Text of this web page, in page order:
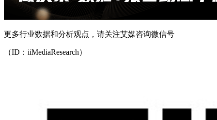
更多行业数据和分析观点，请关注艾媒咨询微信号
（ID：iiMediaResearch）